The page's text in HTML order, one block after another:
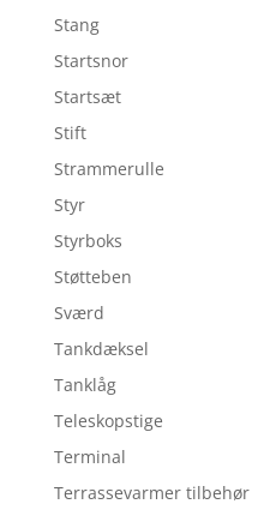
Stang
Startsnor
Startsæt
Stift
Strammerulle
Styr
Styrboks
Støtteben
Sværd
Tankdæksel
Tanklåg
Teleskopstige
Terminal
Terrassevarmer tilbehør